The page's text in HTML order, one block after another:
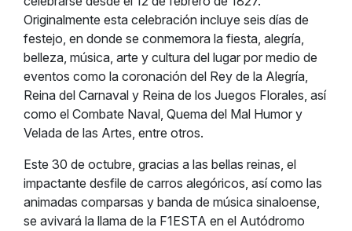
Originalmente esta celebración incluye seis días de
festejo, en donde se conmemora la fiesta, alegría,
belleza, música, arte y cultura del lugar por medio de
eventos como la coronación del Rey de la Alegría,
Reina del Carnaval y Reina de los Juegos Florales, así
como el Combate Naval, Quema del Mal Humor y
Velada de las Artes, entre otros.
Este 30 de octubre, gracias a las bellas reinas, el
impactante desfile de carros alegóricos, así como las
animadas comparsas y banda de música sinaloense,
se avivará la llama de la F1ESTA en el Autódromo